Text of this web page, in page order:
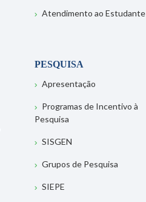
Atendimento ao Estudante
PESQUISA
Apresentação
Programas de Incentivo à
Pesquisa
SISGEN
Grupos de Pesquisa
SIEPE